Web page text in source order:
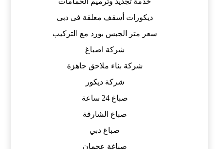
ديكورات أسقف معلقة فى دبى
سعر متر الجبس بورد مع التركيب
شركة اصباغ
شركة بناء ملاحق جاهزة
شركة ديكور
صباغ 24 ساعة
صباغ الشارقة
صباغ دبي
صباغة عجمان